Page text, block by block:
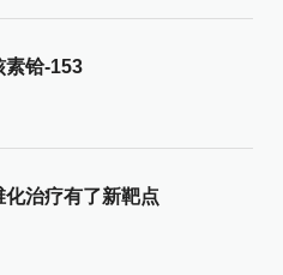
素铪-153
治疗有了新靶点